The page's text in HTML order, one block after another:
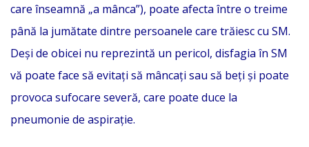
care înseamnă „a mânca”), poate afecta între o treime
până la jumătate dintre persoanele care trăiesc cu SM.
Deși de obicei nu reprezintă un pericol, disfagia în SM
vă poate face să evitați să mâncați sau să beți și poate
provoca sufocare severă, care poate duce la
pneumonie de aspirație.